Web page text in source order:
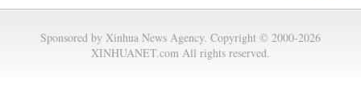
Sponsored by Xinhua News Agency. Copyright © 2000-2026
XINHUANET.com All rights reserved.